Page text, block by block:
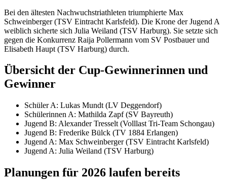
Bei den ältesten Nachwuchstriathleten triumphierte Max
Schweinberger (TSV Eintracht Karlsfeld). Die Krone der Jugend A
weiblich sicherte sich Julia Weiland (TSV Harburg). Sie setzte sich
gegen die Konkurrenz Raija Pollermann vom SV Postbauer und
Elisabeth Haupt (TSV Harburg) durch.
Übersicht der Cup-Gewinnerinnen und
Gewinner
Schüler A: Lukas Mundt (LV Deggendorf)
Schülerinnen A: Mathilda Zapf (SV Bayreuth)
Jugend B: Alexander Tresselt (Volllast Tri-Team Schongau)
Jugend B: Frederike Bülck (TV 1884 Erlangen)
Jugend A: Max Schweinberger (TSV Eintracht Karlsfeld)
Jugend A: Julia Weiland (TSV Harburg)
Planungen für 2026 laufen bereits